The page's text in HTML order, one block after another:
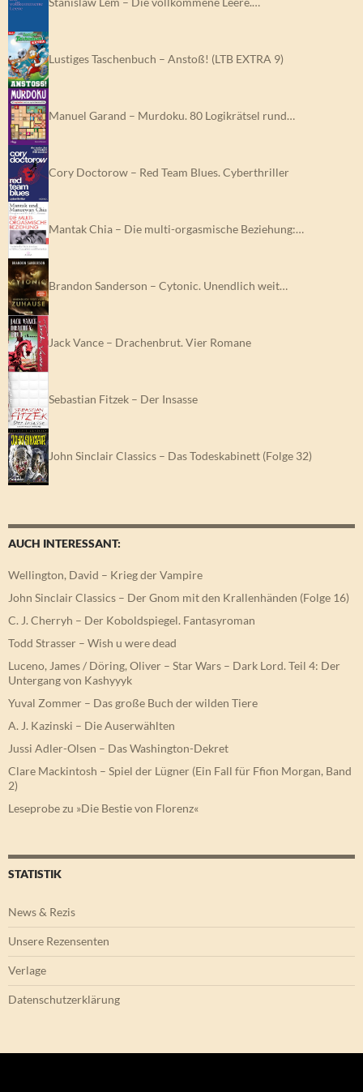
Lustiges Taschenbuch – Anstoß! (LTB EXTRA 9)
Manuel Garand – Murdoku. 80 Logikrätsel rund…
Cory Doctorow – Red Team Blues. Cyberthriller
Mantak Chia – Die multi-orgasmische Beziehung:…
Brandon Sanderson – Cytonic. Unendlich weit…
Jack Vance – Drachenbrut. Vier Romane
Sebastian Fitzek – Der Insasse
John Sinclair Classics – Das Todeskabinett (Folge 32)
AUCH INTERESSANT:
Wellington, David – Krieg der Vampire
John Sinclair Classics – Der Gnom mit den Krallenhänden (Folge 16)
C. J. Cherryh – Der Koboldspiegel. Fantasyroman
Todd Strasser – Wish u were dead
Luceno, James / Döring, Oliver – Star Wars – Dark Lord. Teil 4: Der
Untergang von Kashyyyk
Yuval Zommer – Das große Buch der wilden Tiere
A. J. Kazinski – Die Auserwählten
Jussi Adler-Olsen – Das Washington-Dekret
Clare Mackintosh – Spiel der Lügner (Ein Fall für Ffion Morgan, Band
2)
Leseprobe zu »Die Bestie von Florenz«
STATISTIK
News & Rezis
Unsere Rezensenten
Verlage
Datenschutzerklärung